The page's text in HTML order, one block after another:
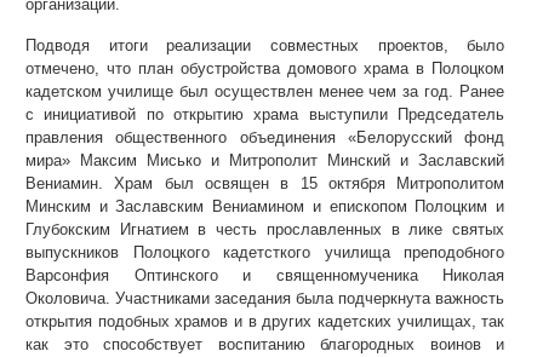
организации.
Подводя итоги реализации совместных проектов, было
отмечено, что план обустройства домового храма в Полоцком
кадетском училище был осуществлен менее чем за год. Ранее
с инициативой по открытию храма выступили Председатель
правления общественного объединения «Белорусский фонд
мира» Максим Мисько и Митрополит Минский и Заславский
Вениамин. Храм был освящен в 15 октября Митрополитом
Минским и Заславским Вениамином и епископом Полоцким и
Глубокским Игнатием в честь прославленных в лике святых
выпускников Полоцкого кадетсткого училища преподобного
Варсонфия Оптинского и священномученика Николая
Околовича. Участниками заседания была подчеркнута важность
открытия подобных храмов и в других кадетских училищах, так
как это способствует воспитанию благородных воинов и